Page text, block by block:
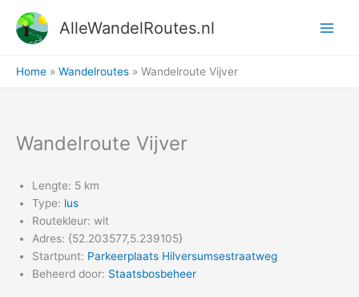
naar
AlleWandelRoutes.nl
Home Wandelroutes Wandelroute Vijver
Wandelroute Vijver
Lengte: 5 km
Type: lus
Routekleur: wit
Adres: {52.203577,5.239105}
Startpunt: Parkeerplaats Hilversumsestraatweg
Beheerd door: Staatsbosbeheer